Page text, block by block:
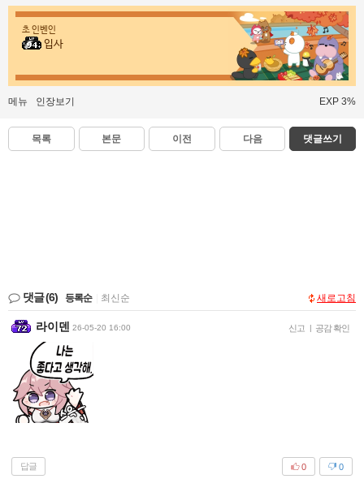
초 인벤인
입사
메뉴 인장보기 EXP 3%
목록 본문 이전 다음 댓글쓰기
댓글(6) 등록순 최신순 새로고침
라이덴 26-05-20 16:00 신고 | 공감 확인
답글 0
0